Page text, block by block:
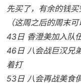
先买了，有余的钱
（这周之后的周末
43日 香澄美加入队
46日 八会战巨汉兄
着打
53日 八会再战美食